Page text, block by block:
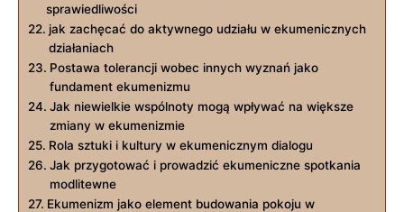
sprawiedliwości
jak zachęcać do aktywnego⁤ udziału w ekumenicznych
działaniach
Postawa tolerancji wobec innych wyznań‌ jako
fundament ekumenizmu
Jak niewielkie wspólnoty ‌mogą ⁤wpływać na większe
zmiany w ekumenizmie
Rola sztuki i kultury w ekumenicznym dialogu
Jak⁢ przygotować i prowadzić ekumeniczne spotkania
modlitewne
Ekumenizm jako element budowania pokoju w